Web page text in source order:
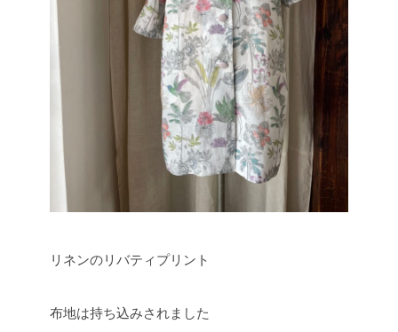
リネンのリバティプリント
布地は持ち込みされました